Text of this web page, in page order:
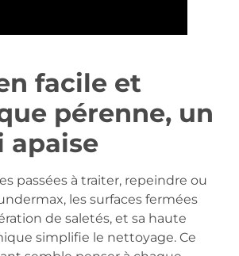
facile et
pérenne, un
apaise
passées à traiter, repeindre ou
les surfaces fermées
de saletés, et sa haute
simplifie le nettoyage. Ce